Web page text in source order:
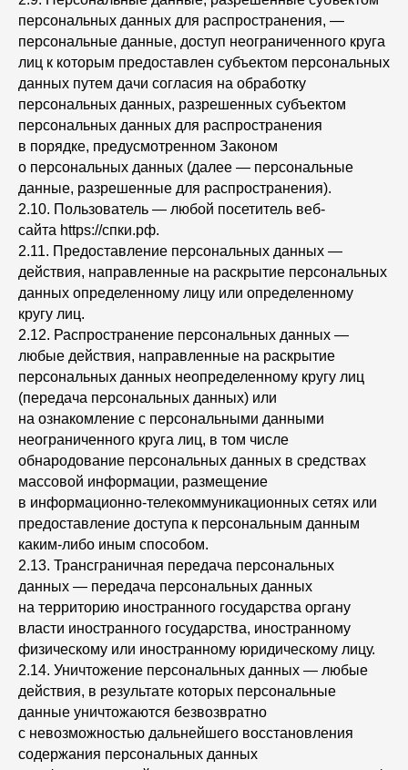
персональных данных для распространения, —
персональные данные, доступ неограниченного круга
лиц к которым предоставлен субъектом персональных
данных путем дачи согласия на обработку
персональных данных, разрешенных субъектом
персональных данных для распространения
в порядке, предусмотренном Законом
о персональных данных (далее — персональные
данные, разрешенные для распространения).
2.10. Пользователь — любой посетитель веб-
сайта https://спки.рф.
2.11. Предоставление персональных данных —
действия, направленные на раскрытие персональных
данных определенному лицу или определенному
кругу лиц.
2.12. Распространение персональных данных —
любые действия, направленные на раскрытие
персональных данных неопределенному кругу лиц
(передача персональных данных) или
на ознакомление с персональными данными
неограниченного круга лиц, в том числе
обнародование персональных данных в средствах
массовой информации, размещение
в информационно-телекоммуникационных сетях или
предоставление доступа к персональным данным
каким-либо иным способом.
2.13. Трансграничная передача персональных
данных — передача персональных данных
на территорию иностранного государства органу
власти иностранного государства, иностранному
физическому или иностранному юридическому лицу.
2.14. Уничтожение персональных данных — любые
действия, в результате которых персональные
данные уничтожаются безвозвратно
с невозможностью дальнейшего восстановления
содержания персональных данных